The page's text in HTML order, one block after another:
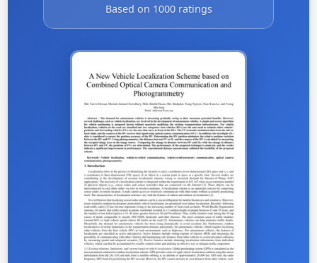
Based on 1000 ratings